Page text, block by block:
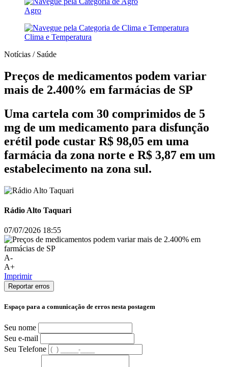
Agro
Clima e Temperatura
Notícias / Saúde
Preços de medicamentos podem variar
mais de 2.400% em farmácias de SP
Uma cartela com 30 comprimidos de 5
mg de um medicamento para disfunção
erétil pode custar R$ 98,05 em uma
farmácia da zona norte e R$ 3,87 em um
estabelecimento na zona sul.
Rádio Alto Taquari
07/07/2026 18:55
A-
A+
Imprimir
Reportar erros
Espaço para a comunicação de erros nesta postagem
Seu nome
Seu e-mail
Seu Telefone